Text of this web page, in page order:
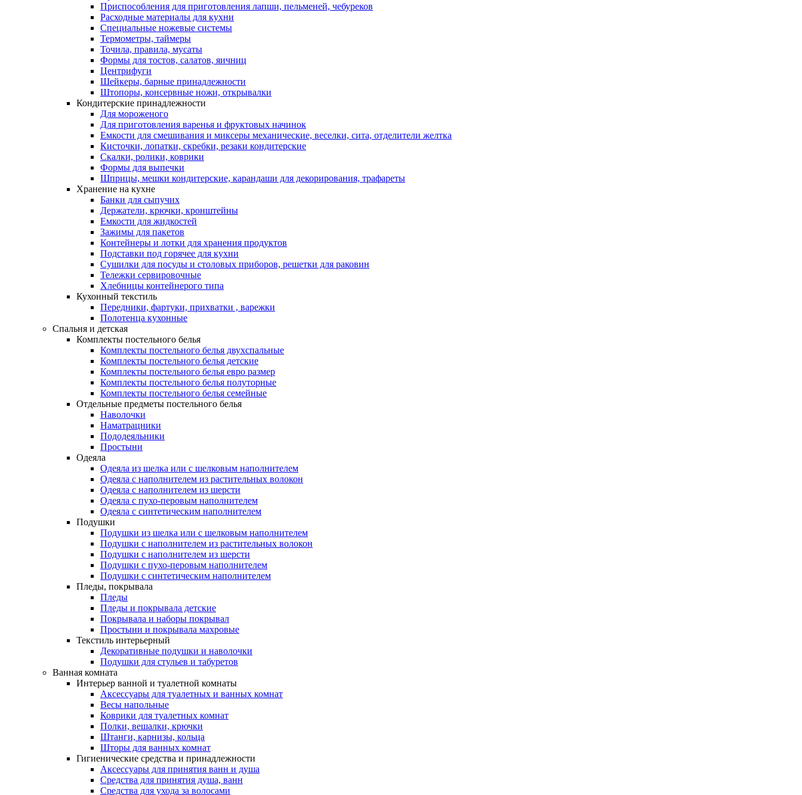
Приспособления для приготовления лапши, пельменей, чебуреков
Расходные материалы для кухни
Специальные ножевые системы
Термометры, таймеры
Точила, правила, мусаты
Формы для тостов, салатов, яичниц
Центрифуги
Шейкеры, барные принадлежности
Штопоры, консервные ножи, открывалки
Кондитерские принадлежности
Для мороженого
Для приготовления варенья и фруктовых начинок
Емкости для смешивания и миксеры механические, веселки, сита, отделители желтка
Кисточки, лопатки, скребки, резаки кондитерские
Скалки, ролики, коврики
Формы для выпечки
Шприцы, мешки кондитерские, карандаши для декорирования, трафареты
Хранение на кухне
Банки для сыпучих
Держатели, крючки, кронштейны
Емкости для жидкостей
Зажимы для пакетов
Контейнеры и лотки для хранения продуктов
Подставки под горячее для кухни
Сушилки для посуды и столовых приборов, решетки для раковин
Тележки сервировочные
Хлебницы контейнерого типа
Кухонный текстиль
Передники, фартуки, прихватки , варежки
Полотенца кухонные
Спальня и детская
Комплекты постельного белья
Комплекты постельного белья двухспальные
Комплекты постельного белья детские
Комплекты постельного белья евро размер
Комплекты постельного белья полуторные
Комплекты постельного белья семейные
Отдельные предметы постельного белья
Наволочки
Наматрацники
Пододеяльники
Простыни
Одеяла
Одеяла из шелка или с шелковым наполнителем
Одеяла с наполнителем из растительных волокон
Одеяла с наполнителем из шерсти
Одеяла с пухо-перовым наполнителем
Одеяла с синтетическим наполнителем
Подушки
Подушки из шелка или с шелковым наполнителем
Подушки с наполнителем из растительных волокон
Подушки с наполнителем из шерсти
Подушки с пухо-перовым наполнителем
Подушки с синтетическим наполнителем
Пледы, покрывала
Пледы
Пледы и покрывала детские
Покрывала и наборы покрывал
Простыни и покрывала махровые
Текстиль интерьерный
Декоративные подушки и наволочки
Подушки для стульев и табуретов
Ванная комната
Интерьер ванной и туалетной комнаты
Аксессуары для туалетных и ванных комнат
Весы напольные
Коврики для туалетных комнат
Полки, вешалки, крючки
Штанги, карнизы, кольца
Шторы для ванных комнат
Гигиенические средства и принадлежности
Аксессуары для принятия ванн и душа
Средства для принятия душа, ванн
Средства для ухода за волосами